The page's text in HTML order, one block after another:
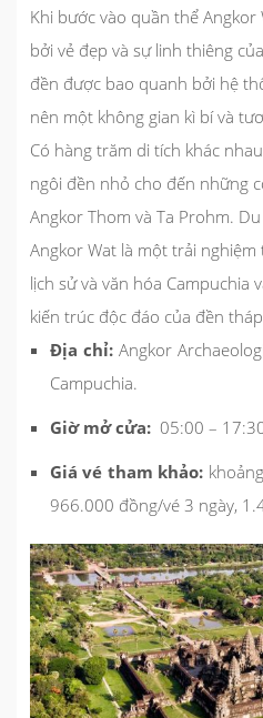
Khi bước vào quần thể Angkor
bởi vẻ đẹp và sự linh thiêng
đền được bao quanh bởi hệ
nên một không gian kì bí và
Có hàng trăm di tích khác
ngôi đền nhỏ cho đến những
Angkor Thom và Ta Prohm.
Angkor Wat là một trải
lịch sử và văn hóa Campuchia
kiến trúc độc đáo của đền
Địa chỉ: Angkor
Campuchia.
Giờ mở cửa: 05:00 –
Giá vé tham khảo:
966.000 đồng/vé 3 ngày,